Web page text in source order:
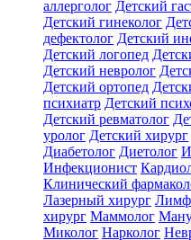
аллерголог Детский
Детский гинеколог
дефектолог Детский
Детский логопед
Детский невролог
Детский ортопед
психиатр Детский
Детский ревматолог
уролог Детский хирург
Диабетолог Диетолог
Инфекционист
Клинический
Лазерный хирург
хирург Маммолог
Миколог Нарколог